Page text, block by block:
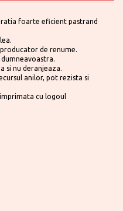
foarte eficient pastrand
de renume.
si nu deranjeaza.
anilor, pot rezista si
cu logoul